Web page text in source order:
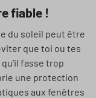
fiable !
du soleil peut être
que toi ou tes
fasse trop
une protection
aux fenêtres